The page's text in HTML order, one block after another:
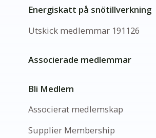
Energiskatt på snötillverkning
Utskick medlemmar 191126
Associerade medlemmar
Bli Medlem
Associerat medlemskap
Supplier Membership